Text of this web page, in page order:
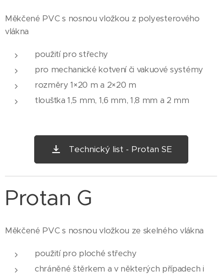
Měkčené PVC s nosnou vložkou z polyesterového
vlákna
použití pro střechy
pro mechanické kotvení či vakuové systémy
rozměry 1×20 m a 2×20 m
tloušťka 1,5 mm, 1,6 mm, 1,8 mm a 2 mm
Technický list - Protan SE
Protan G
Měkčené PVC s nosnou vložkou ze skelného vlákna
použití pro ploché střechy
chráněné štěrkem a v některých případech i